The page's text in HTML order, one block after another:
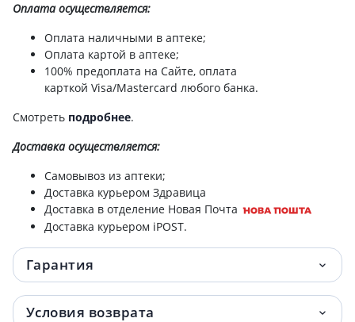
Оплата осуществляется:
Оплата наличными в аптеке;
Оплата картой в аптеке;
100% предоплата на Сайте, оплата
карткой Visa/Mastercard любого банка.
Смотреть подробнее.
Доставкаосуществляется:
Самовывоз из аптеки;
Доставка курьером Здравица
Доставка в отделение Новая Почта
Доставка курьером iPOST.
Гарантия
Условия возврата